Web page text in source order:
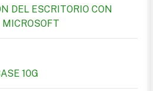
DEL ESCRITORIO CON
10G